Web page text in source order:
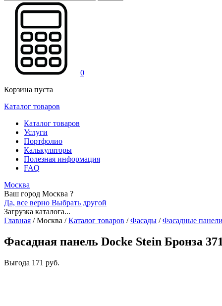
0
Корзина пуста
Каталог товаров
Каталог товаров
Услуги
Портфолио
Калькуляторы
Полезная информация
FAQ
Москва
Ваш город Москва ?
Да, все верно Выбрать другой
Загрузка каталога...
Главная /Москва / Каталог товаров / Фасады / Фасадные
Фасадная панель Docke Stein Бронза
Выгода 171 руб.